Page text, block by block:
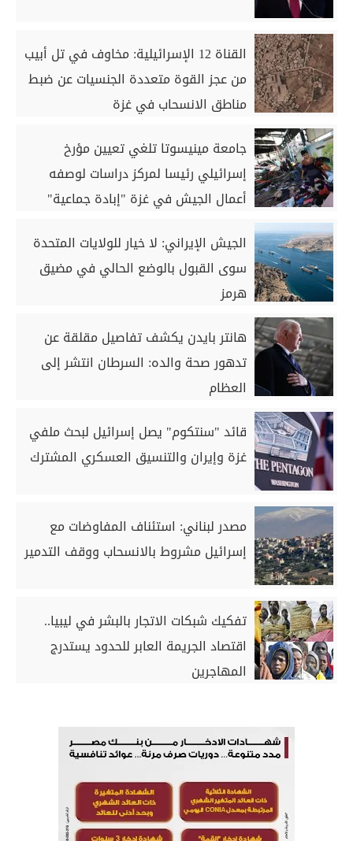
القناة 12 الإسرائيلية: مخاوف في تل أبيب
من عجز القوة متعددة الجنسيات عن ضبط
مناطق الانسحاب في غزة
جامعة مينيسوتا تلغي تعيين مؤرخ
إسرائيلي رئيسا لمركز دراسات لوصفه
أعمال الجيش في غزة "إبادة جماعية"
الجيش الإيراني: لا خيار للولايات المتحدة
سوى القبول بالوضع الحالي في مضيق
هرمز
هانتر بايدن يكشف تفاصيل مقلقة عن
تدهور صحة والده: السرطان انتشر إلى
العظام
قائد "سنتكوم" يصل إسرائيل لبحث ملفي
غزة وإيران والتنسيق العسكري المشترك
مصدر لبناني: استئناف المفاوضات مع
إسرائيل مشروط بالانسحاب ووقف التدمير
تفكيك شبكات الاتجار بالبشر في ليبيا..
اقتصاد الجريمة العابر للحدود يستدرج
المهاجرين